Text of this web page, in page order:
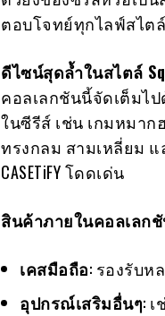
ตอบโจทย์ทุกไลฟ์สไตล์
ดีไซน์สุดล้ำในสไตล์
คอลเลกชันนี้จัดเต็มไ
ในซีรีส์ เช่น เกมหมา
ทรงกลม สามเหลี่ยม
CASETiFY โดดเด่น
สินค้าภายในคอลเลก
เคสมือถือ: รองรับห
อุปกรณ์เสริมอื่นๆ: